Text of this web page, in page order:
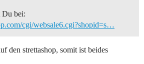
Du bei:
cgi/websale6.cgi?shopid=s…
den strettashop, somit ist beides